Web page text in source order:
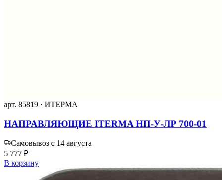
арт. 85819 · ИТЕРМА
НАПРАВЛЯЮЩИЕ ITERMA НП-У-ЛР 700-01
Самовывоз с 14 августа
5 777 ₽
В корзину